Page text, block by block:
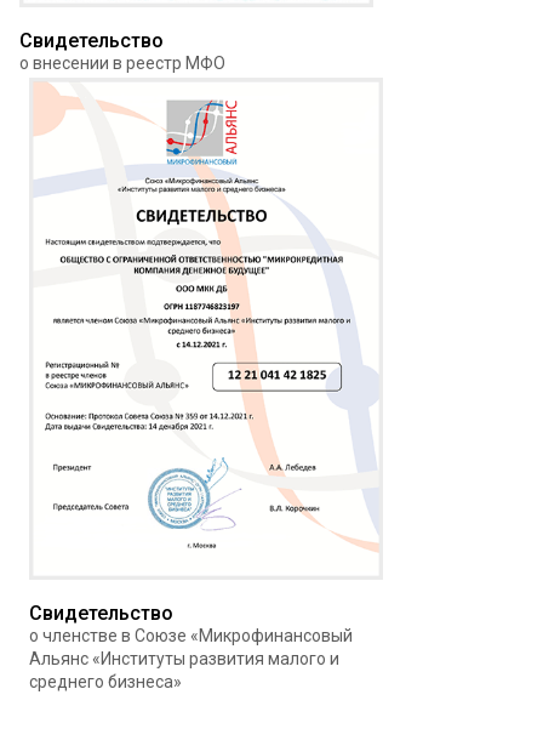
Свидетельство
о внесении в реестр МФО
Свидетельство
о членстве в Союзе «Микрофинансовый
Альянс «Институты развития малого и
среднего бизнеса»